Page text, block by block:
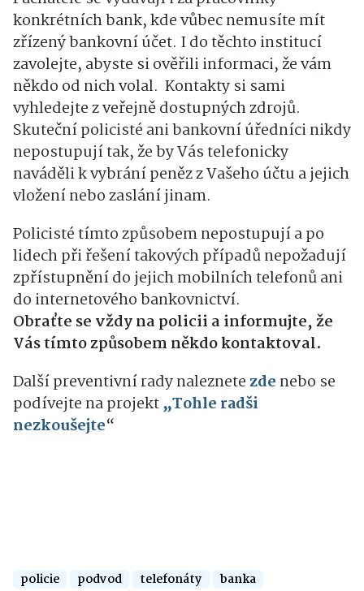
konkrétních bank, kde vůbec nemusíte mít
zřízený bankovní účet. I do těchto institucí
zavolejte, abyste si ověřili informaci, že vám
někdo od nich volal. Kontakty si sami
vyhledejte z veřejně dostupných zdrojů.
Skuteční policisté ani bankovní úředníci nikdy
nepostupují tak, že by Vás telefonicky
naváděli k vybrání peněz z Vašeho účtu a jejich
vložení nebo zaslání jinam.
Policisté tímto způsobem nepostupují a po
lidech při řešení takových případů nepožadují
zpřístupnění do jejich mobilních telefonů ani
do internetového bankovnictví.
Obraťte se vždy na policii a informujte, že
Vás tímto způsobem někdo kontaktoval.
Další preventivní rady naleznetezde nebo se
podívejte na projekt„Tohle radši
nezkoušejte“
policie podvod telefonáty banka